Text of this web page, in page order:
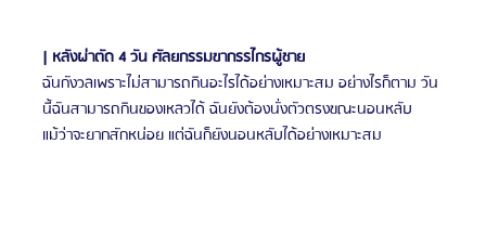
| หลังผ่าตัด 4 วัน ศัลยกรรมขากรรไกรผู้ชาย
ฉันกังวลเพราะไม่สามารถกินอะไรได้อย่างเหมาะสม อย่างไรก็ตาม วัน
นี้ฉันสามารถกินของเหลวได้ ฉันยังต้องนั่งตัวตรงขณะนอนหลับ
แม้ว่าจะยากสักหน่อย แต่ฉันก็ยังนอนหลับได้อย่างเหมาะสม